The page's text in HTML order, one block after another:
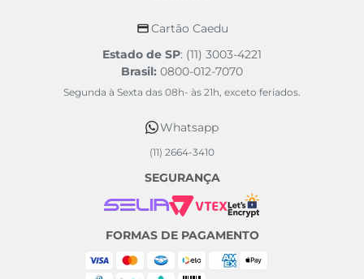
Cartão Caedu
Estado de SP: (11) 3003-4221
Brasil: 0800-012-7070
Segunda à Sexta das 08h- às 21h, exceto feriados.
Whatsapp
(11) 2664-3410
SEGURANÇA
FORMAS DE PAGAMENTO